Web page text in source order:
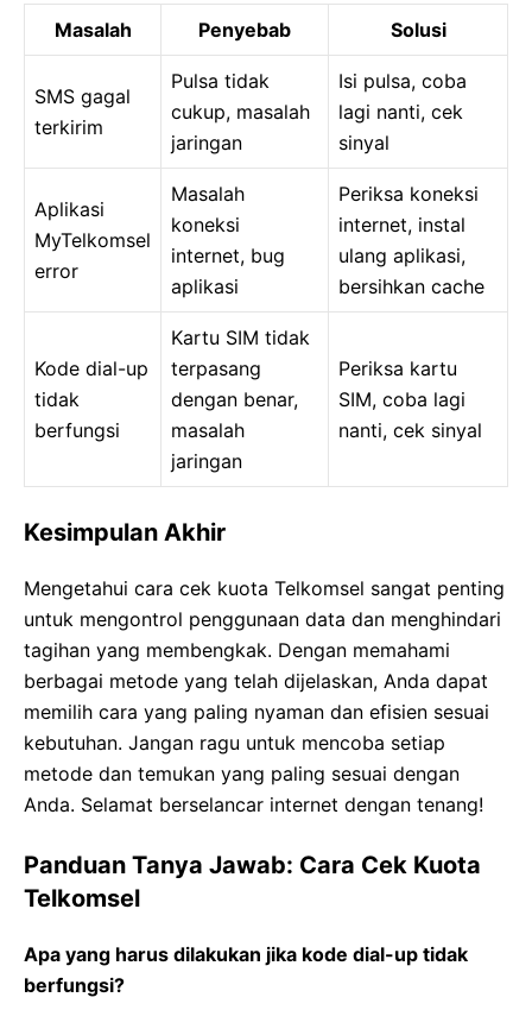
Masalah Penyebab Solusi
SMS gagal
terkirim
Pulsa tidak
cukup, masalah
jaringan
Isi pulsa, coba
lagi nanti, cek
sinyal
Aplikasi
MyTelkomsel
error
Masalah
koneksi
internet, bug
aplikasi
Periksa koneksi
internet, instal
ulang aplikasi,
bersihkan cache
Kode dial-up
tidak
berfungsi
Kartu SIM tidak
terpasang
dengan benar,
masalah
jaringan
Periksa kartu
SIM, coba lagi
nanti, cek sinyal
Kesimpulan Akhir
Mengetahui cara cek kuota Telkomsel sangat penting
untuk mengontrol penggunaan data dan menghindari
tagihan yang membengkak. Dengan memahami
berbagai metode yang telah dijelaskan, Anda dapat
memilih cara yang paling nyaman dan efisien sesuai
kebutuhan. Jangan ragu untuk mencoba setiap
metode dan temukan yang paling sesuai dengan
Anda. Selamat berselancar internet dengan tenang!
Panduan Tanya Jawab: Cara Cek Kuota
Telkomsel
Apa yang harus dilakukan jika kode dial-up tidak
berfungsi?